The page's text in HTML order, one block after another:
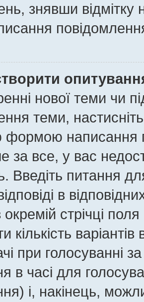
знявши відмітку
нової теми чи
теми,
написання
за все, у вас
Введіть питання
в
стрічці
кількість
при голосуванні
в часі для
і, накінець,